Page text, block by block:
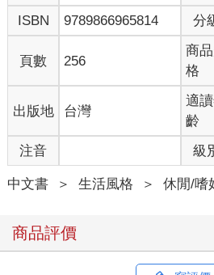
ISBN
9789866965814 分
頁數 256
商
格
出版地 台灣
適
齡
注音 級
中文書 ＞ 生活風格 ＞ 休閒/嗜
商品評價